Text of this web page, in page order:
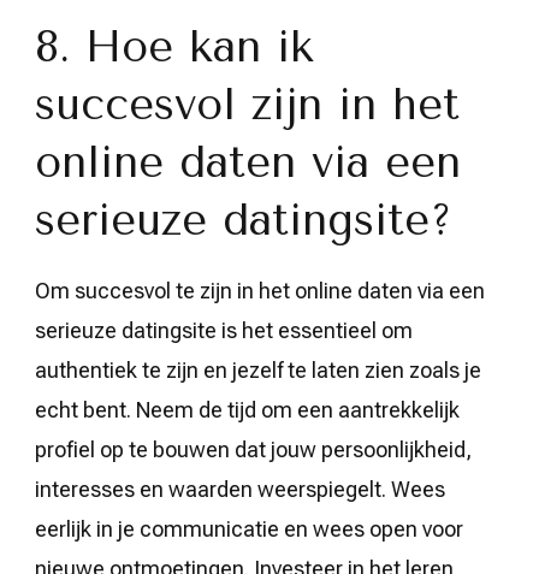
8. Hoe kan ik
succesvol zijn in het
online daten via een
serieuze datingsite?
Om succesvol te zijn in het online daten via een
serieuze datingsite is het essentieel om
authentiek te zijn en jezelf te laten zien zoals je
echt bent. Neem de tijd om een aantrekkelijk
profiel op te bouwen dat jouw persoonlijkheid,
interesses en waarden weerspiegelt. Wees
eerlijk in je communicatie en wees open voor
nieuwe ontmoetingen. Investeer in het leren